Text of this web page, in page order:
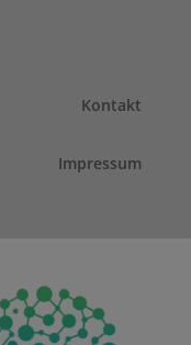
Kontakt
Impressum